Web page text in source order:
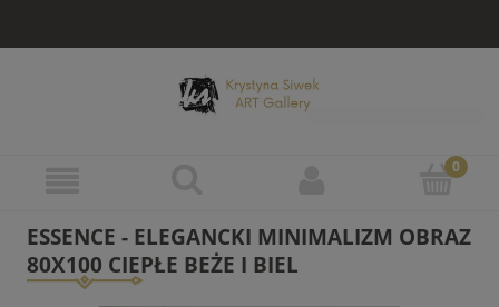
ESSENCE - ELEGANCKI MINIMALIZM OBRAZ
80X100 CIEPŁE BEŻE I BIEL